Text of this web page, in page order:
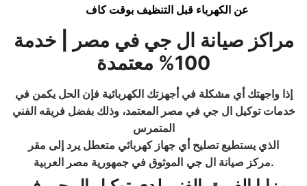
عن الكهرباء قبل التنظيف بوقت كاف
مراكز صيانة ال جي في مصر | خدمة
100% معتمدة
إذا واجهتك أي مشكلة في أجهزتك الكهربائية فإن الحل يكمن في
خدمات توكيل ال جي في مصر المعتمد، وذلك بفضل فريقه الفني
المتمرس
الذي يستطيع تصليح أي جهاز كهربائي متعطل يرد إلى مقر
مركز صيانة ال جي الموثوق في جمهورية مصر العربية .